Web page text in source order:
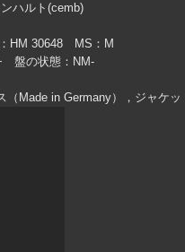
ハルト(cemb)
HM 30648 MS：M
盤の状態：NM-
Made in Germany），ジャケ